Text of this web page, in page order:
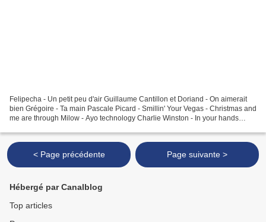
Felipecha - Un petit peu d'air Guillaume Cantillon et Doriand - On aimerait
bien Grégoire - Ta main Pascale Picard - Smillin' Your Vegas - Christmas and
me are through Milow - Ayo technology Charlie Winston - In your hands
< Page précédente Page suivante >
Hébergé par Canalblog
Top articles